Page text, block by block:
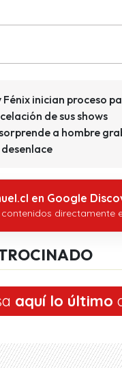
Fénix inician proceso
de sus shows
a hombre
en Google
directamente
aquí lo último